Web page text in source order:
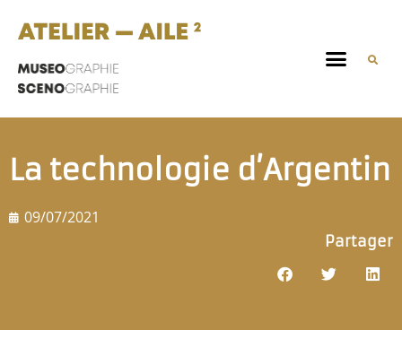
La technologie d’Argentin
09/07/2021
Partager